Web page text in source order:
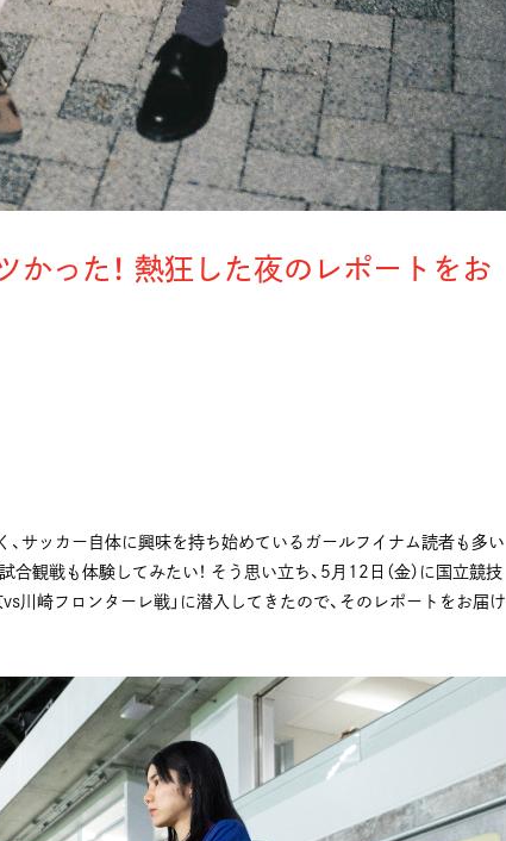
かった！ 熱狂した夜のレポートをお
サッカー自体に興味を持ち始めているガールフイナム読者も多い
観戦も体験してみたい！ そう思い立ち、5月12日（金）に国立競技
川崎フロンターレ戦」に潜入してきたので、そのレポートをお届け